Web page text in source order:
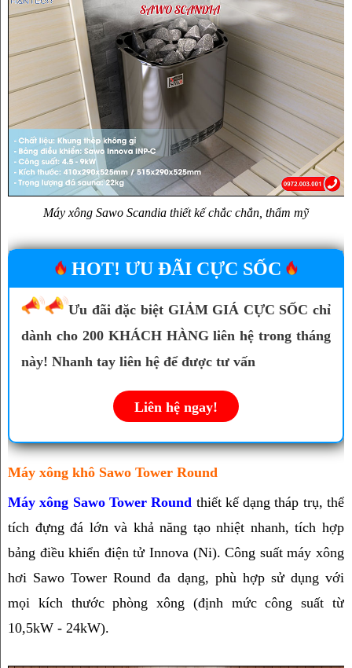
Máy xông Sawo Scandia thiết kế chắc chắn, thẩm mỹ
HOT! ƯU ĐÃI CỰC SỐC
Ưu đãi đặc biệt GIẢM GIÁ CỰC SỐC chỉ
dành cho 200 KHÁCH HÀNG liên hệ trong tháng
này! Nhanh tay liên hệ để được tư vấn
Liên hệ ngay!
Máy xông khô Sawo Tower Round
Máy xông Sawo Tower Round thiết kế dạng tháp trụ, thể
tích đựng đá lớn và khả năng tạo nhiệt nhanh, tích hợp
bảng điều khiển điện tử Innova (Ni). Công suất máy xông
hơi Sawo Tower Round đa dạng, phù hợp sử dụng với
mọi kích thước phòng xông (định mức công suất từ
10,5kW - 24kW).